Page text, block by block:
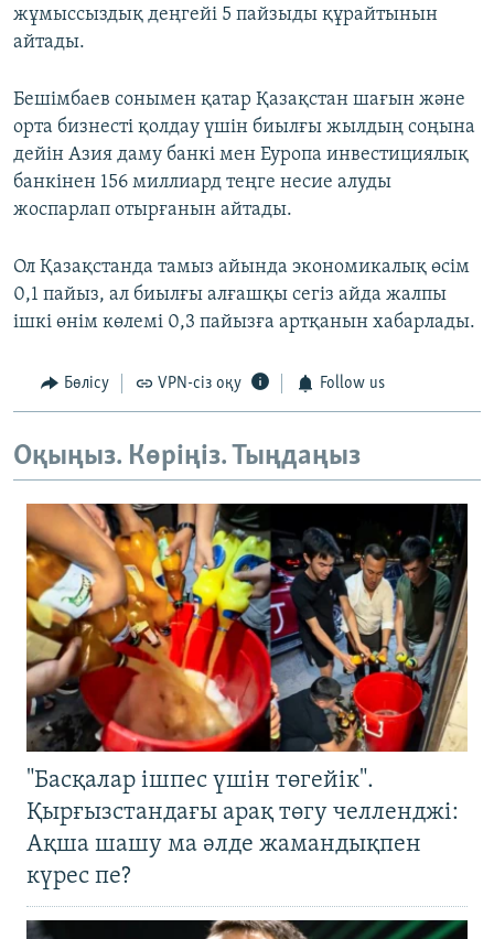
жұмыссыздық деңгейі 5 пайзыды құрайтынын
айтады.
Бешімбаев сонымен қатар Қазақстан шағын және
орта бизнесті қолдау үшін биылғы жылдың соңына
дейін Азия даму банкі мен Еуропа инвестициялық
банкінен 156 миллиард теңге несие алуды
жоспарлап отырғанын айтады.
Ол Қазақстанда тамыз айында экономикалық өсім
0,1 пайыз, ал биылғы алғашқы сегіз айда жалпы
ішкі өнім көлемі 0,3 пайызға артқанын хабарлады.
Бөлісу VPN-сіз оқу Follow us
Оқыңыз. Көріңіз. Тыңдаңыз
"Басқалар ішпес үшін төгейік".
Қырғызстандағы арақ төгу челленджі:
Ақша шашу ма әлде жамандықпен
күрес пе?